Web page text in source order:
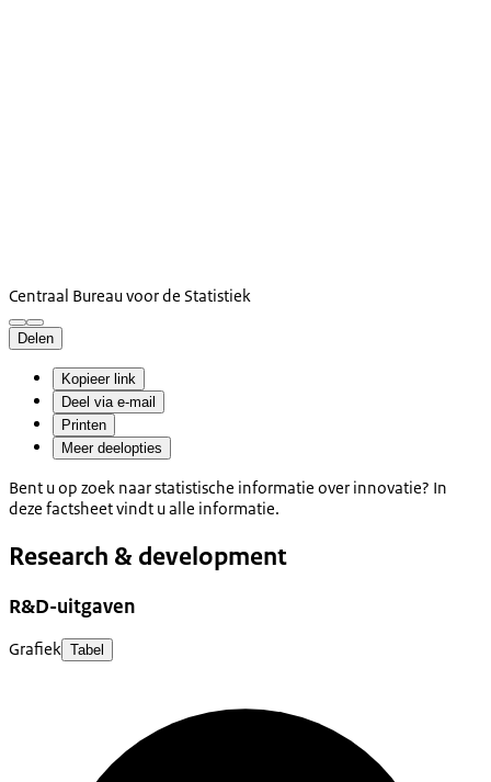
Centraal Bureau voor de Statistiek
Delen
Kopieer link
Deel via e-mail
Printen
Meer deelopties
Bent u op zoek naar statistische informatie over innovatie? In
deze factsheet vindt u alle informatie.
Research & development
R&D-uitgaven
Grafiek Tabel